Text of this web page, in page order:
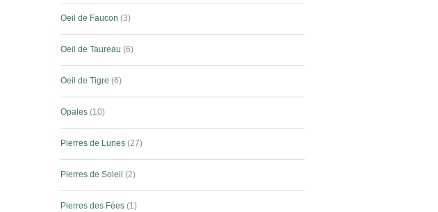
Oeil de Faucon 3
Oeil de Taureau 6
Oeil de Tigre 6
Opales 10
Pierres de Lunes 27
Pierres de Soleil 2
Pierres des Fées 1